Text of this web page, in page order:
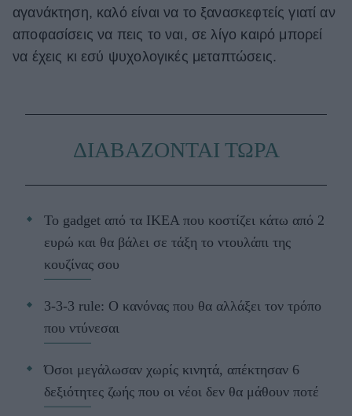
αγανάκτηση, καλό είναι να το ξανασκεφτείς γιατί αν
αποφασίσεις να πεις το ναι, σε λίγο καιρό μπορεί
να έχεις κι εσύ ψυχολογικές μεταπτώσεις.
ΔΙΑΒΑΖΟΝΤΑΙ ΤΩΡΑ
Το gadget από τα IKEA που κοστίζει κάτω από 2
ευρώ και θα βάλει σε τάξη το ντουλάπι της
κουζίνας σου
3-3-3 rule: Ο κανόνας που θα αλλάξει τον τρόπο
που ντύνεσαι
Όσοι μεγάλωσαν χωρίς κινητά, απέκτησαν 6
δεξιότητες ζωής που οι νέοι δεν θα μάθουν ποτέ